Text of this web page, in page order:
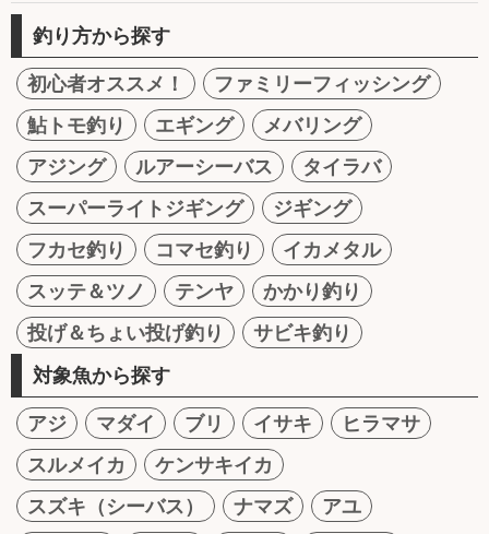
釣り方から探す
初心者オススメ！
ファミリーフィッシング
鮎トモ釣り
エギング
メバリング
アジング
ルアーシーバス
タイラバ
スーパーライトジギング
ジギング
フカセ釣り
コマセ釣り
イカメタル
スッテ＆ツノ
テンヤ
かかり釣り
投げ＆ちょい投げ釣り
サビキ釣り
対象魚から探す
アジ マダイ ブリ イサキ
ヒラマサ
スルメイカ
ケンサキイカ
スズキ（シーバス）
ナマズ
アユ